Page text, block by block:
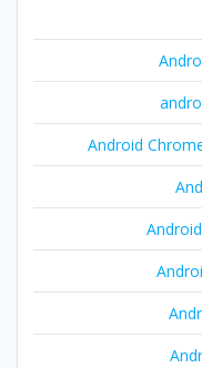
Android